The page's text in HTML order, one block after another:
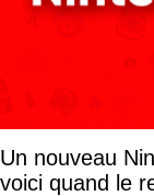
Un nouveau
voici quand le